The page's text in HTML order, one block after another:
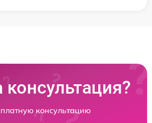
консультацию